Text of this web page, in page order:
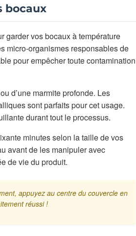
bocaux
garder vos bocaux à température
micro-organismes responsables de
pour empêcher toute contamination
d’une marmite profonde. Les
sont parfaits pour cet usage.
durant tout le processus.
minutes selon la taille de vos
avant de les manipuler avec
de vie du produit.
appuyez au centre du couvercle en
réussi !